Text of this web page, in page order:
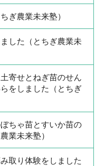
ぎ農業未来塾）
した（とちぎ農業未
寄せとねぎ苗のせん
をしました（とちぎ
ちゃ苗とすいか苗の
業未来塾）
取り体験をしました